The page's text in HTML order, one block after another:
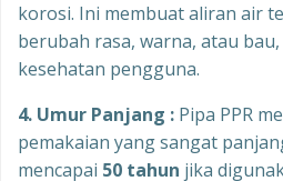
korosi. Ini membuat aliran air
berubah rasa, warna, atau
kesehatan pengguna.
4. Umur Panjang : Pipa PPR
pemakaian yang sangat
mencapai 50 tahun jika